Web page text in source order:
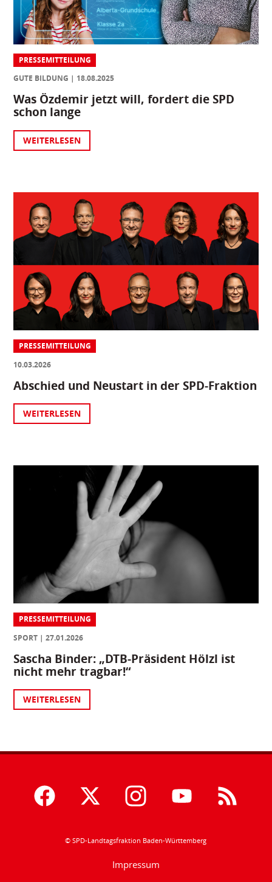
PRESSEMITTEILUNG
GUTE BILDUNG
18.08.2025
Was Özdemir jetzt will, fordert die SPD
schon lange
WEITERLESEN
PRESSEMITTEILUNG
10.03.2026
Abschied und Neustart in der SPD-Fraktion
WEITERLESEN
PRESSEMITTEILUNG
SPORT
27.01.2026
Sascha Binder: „DTB-Präsident Hölzl ist
nicht mehr tragbar!“
WEITERLESEN
© SPD-Landtagsfraktion Baden-Württemberg
Impressum